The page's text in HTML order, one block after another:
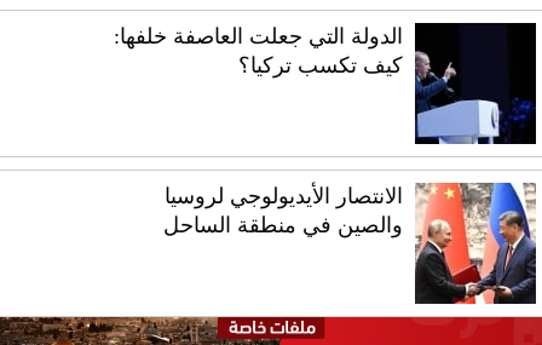
الدولة التي جعلت العاصفة خلفها:
كيف تكسب تركيا؟
الانتصار الأيديولوجي لروسيا
والصين في منطقة الساحل